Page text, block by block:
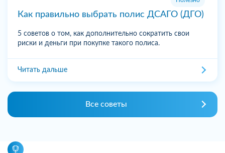
Как правильно выбрать полис ДСАГО (ДГО)
5 советов о том, как дополнительно сократить свои
риски и деньги при покупке такого полиса.
Читать дальше
Все советы